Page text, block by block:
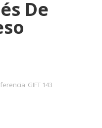
De
GIFT 143